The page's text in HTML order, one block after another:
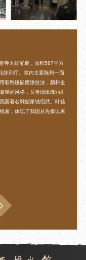
红墙花径
草堂影壁
千诗碑
寺大雄宝殿，面积587平方
陈列厅。室内主要陈列一面
彩釉镶嵌磨漆技法，颜料全
重的风格，又显现出瑰丽斑
国著名雕塑家钱绍武、叶毓
索，体现了我国从先秦以来